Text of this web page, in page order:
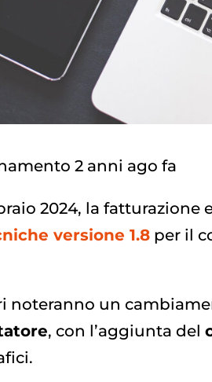
2 anni ago fa
2024, la fatturazione
versione 1.8 per il
noteranno un
, con l’aggiunta del